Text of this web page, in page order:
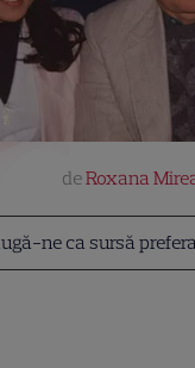
ne ca sursă
deRoxana